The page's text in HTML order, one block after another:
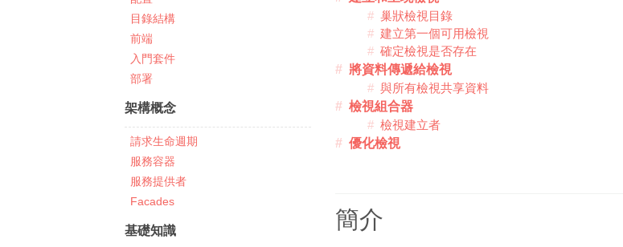
目錄結構
前端
入門套件
部署
架構概念
請求生命週期
服務容器
服務提供者
Facades
基礎知識
巢狀檢視目錄
建立第一個可用檢視
確定檢視是否存在
將資料傳遞給檢視
與所有檢視共享資料
檢視組合器
檢視建立者
優化檢視
簡介